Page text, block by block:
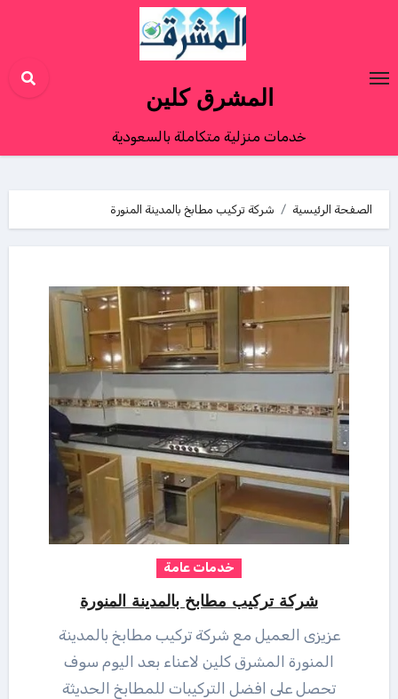
المشرق كلين
خدمات منزلية متكاملة بالسعودية
الصفحة الرئيسية شركة تركيب مطابخ بالمدينة المنورة
خدمات عامة
شركة تركيب مطابخ بالمدينة المنورة
عزيزى العميل مع شركة تركيب مطابخ بالمدينة
المنورة المشرق كلين لاعناء بعد اليوم سوف
تحصل على افضل التركيبات للمطابخ الحديثة